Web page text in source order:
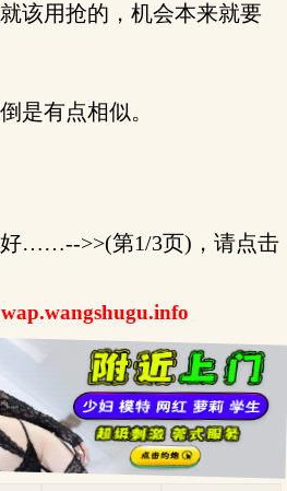
该用抢的，机会本来就要
是有点相似。
好……-->>(第1/3页)，请点击